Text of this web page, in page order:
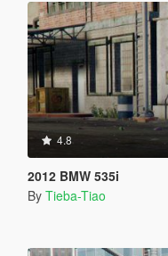
4.8
2012 BMW 535i
By Tieba-Tiao